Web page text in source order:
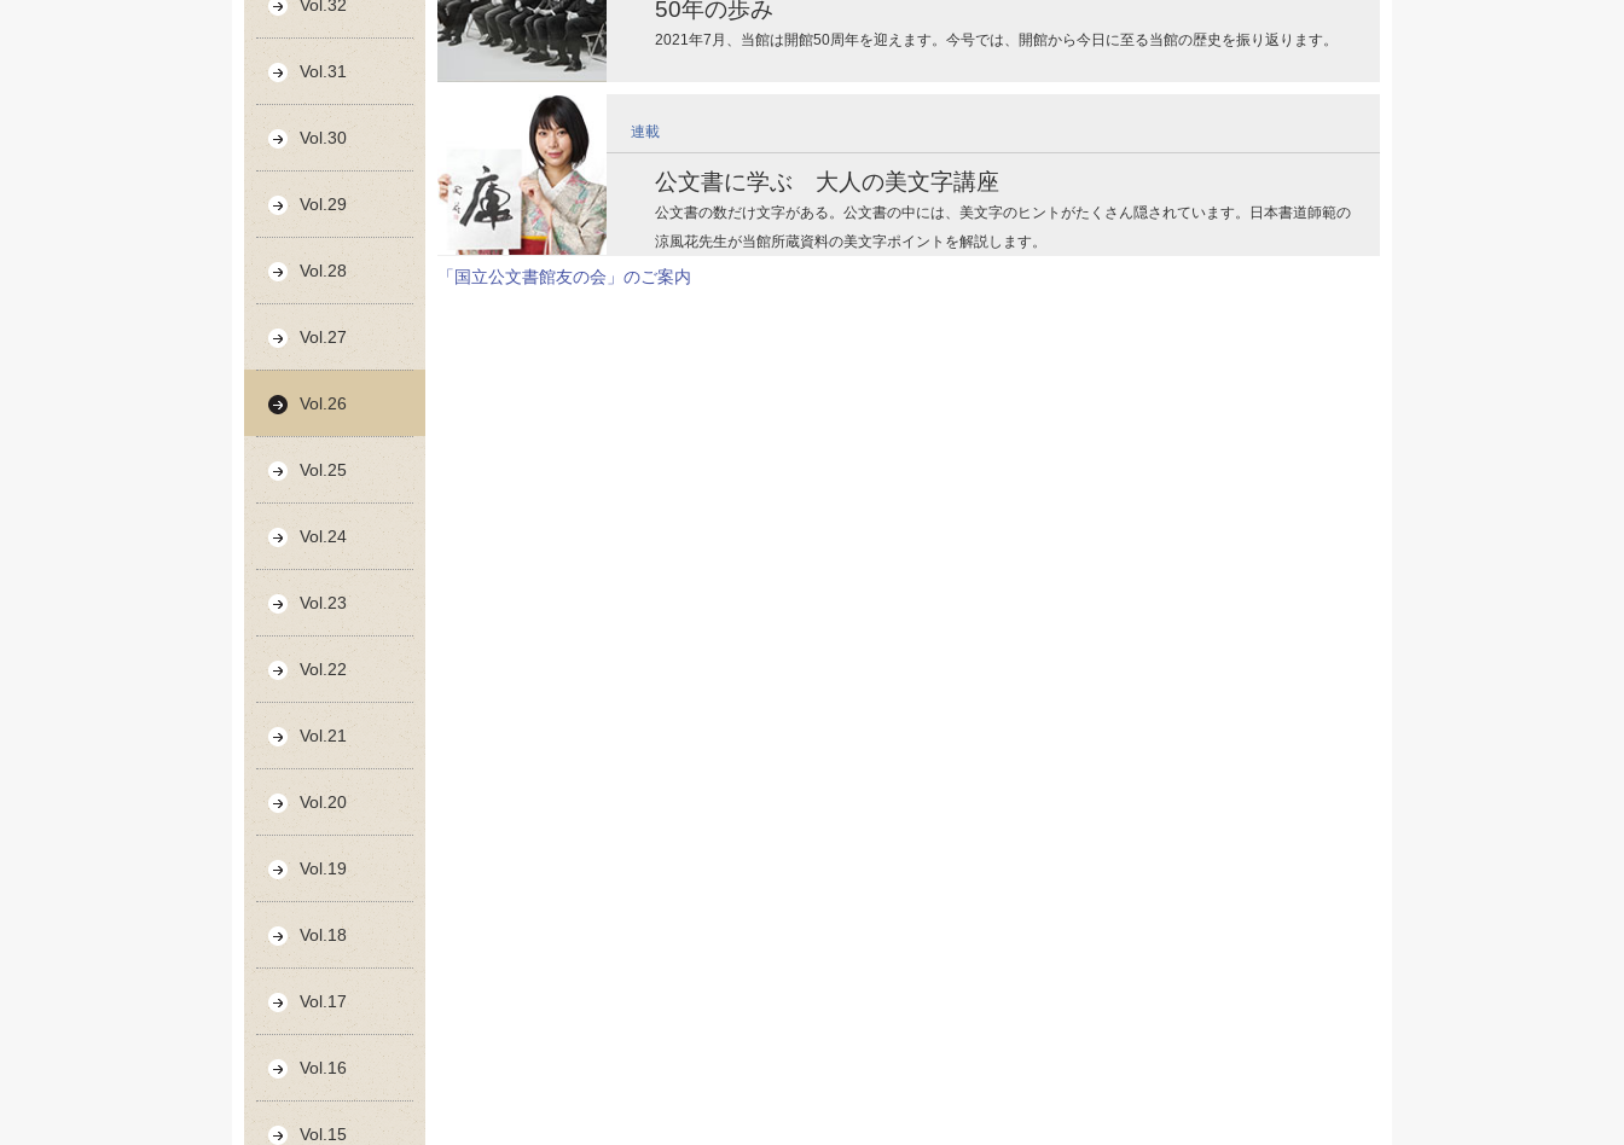
Vol.32
Vol.31
Vol.30
Vol.29
Vol.28
Vol.27
Vol.26
Vol.25
Vol.24
Vol.23
Vol.22
Vol.21
Vol.20
Vol.19
Vol.18
Vol.17
Vol.16
Vol.15
50年の歩み
2021年7月、当館は開館50周年を迎えます。今号では、開館から今日に至る当館の歴史を振り返ります。
連載
公文書に学ぶ 大人の美文字講座
公文書の数だけ文字がある。公文書の中には、美文字のヒントがたくさん隠されています。日本書道師範の
涼風花先生が当館所蔵資料の美文字ポイントを解説します。
「国立公文書館友の会」のご案内